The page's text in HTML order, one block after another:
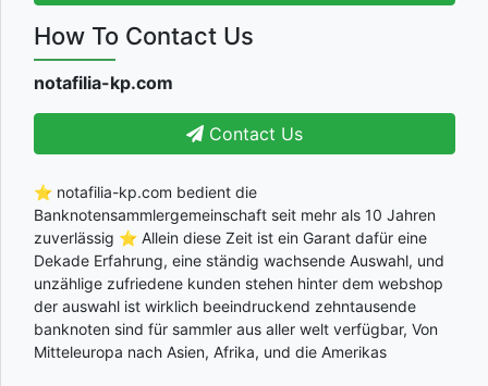
How To Contact Us
notafilia-kp.com
Contact Us
⭐ notafilia-kp.com bedient die
Banknotensammlergemeinschaft seit mehr als 10 Jahren
zuverlässig ⭐ Allein diese Zeit ist ein Garant dafür eine
Dekade Erfahrung, eine ständig wachsende Auswahl, und
unzählige zufriedene kunden stehen hinter dem webshop
der auswahl ist wirklich beeindruckend zehntausende
banknoten sind für sammler aus aller welt verfügbar, Von
Mitteleuropa nach Asien, Afrika, und die Amerikas